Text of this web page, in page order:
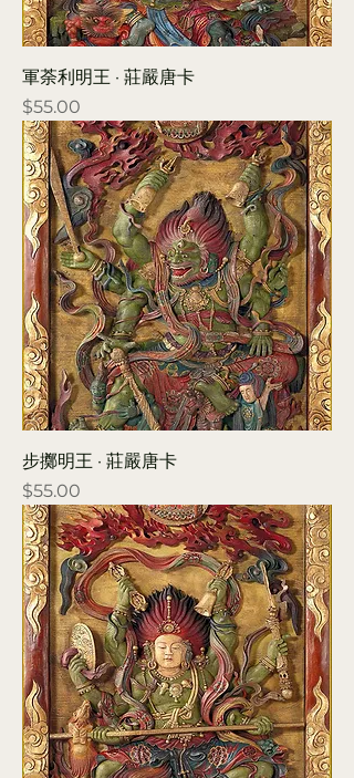
軍荼利明王 · 莊嚴唐卡
Price
$55.00
步擲明王 · 莊嚴唐卡
Price
$55.00